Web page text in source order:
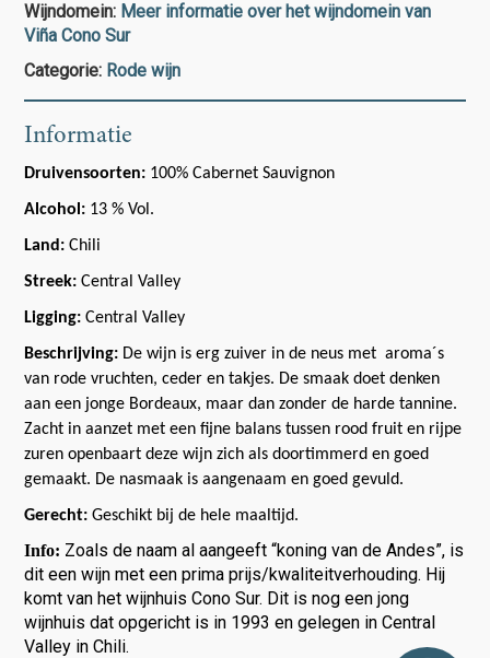
Wijndomein: Meer informatie over het wijndomein van
Viña Cono Sur
Categorie: Rode wijn
Informatie
Druivensoorten: 100% Cabernet Sauvignon
Alcohol: 13 % Vol.
Land:Chili
Streek: Central Valley
Ligging: Central Valley
Beschrijving: De wijn is erg zuiver in de neus met aroma´s
van rode vruchten, ceder en takjes. De smaak doet denken
aan een jonge Bordeaux, maar dan zonder de harde tannine.
Zacht in aanzet met een fijne balans tussen rood fruit en rijpe
zuren openbaart deze wijn zich als doortimmerd en goed
gemaakt. De nasmaak is aangenaam en goed gevuld.
Gerecht: Geschikt bij de hele maaltijd.
Info: Zoals de naam al aangeeft “koning van de Andes”, is
dit een wijn met een prima prijs/kwaliteitverhouding. Hij
komt van het wijnhuis Cono Sur. Dit is nog een jong
wijnhuis dat opgericht is in 1993 en gelegen in Central
Valley in Chili.